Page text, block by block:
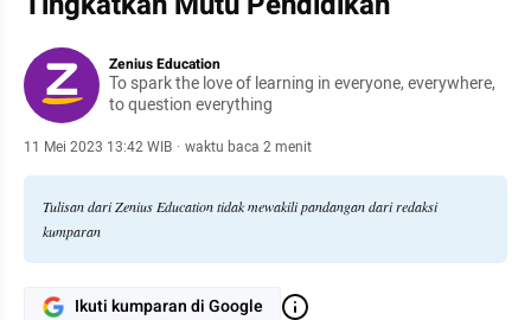
Zenius Education
To spark the love of learning in everyone, everywhere,
to question everything
11 Mei 2023 13:42 WIB · waktu baca 2 menit
Tulisan dari Zenius Education tidak mewakili pandangan dari redaksi
kumparan
Ikuti kumparan di Google